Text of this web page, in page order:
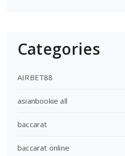
Categories
AIRBET88
asianbookie all
baccarat
baccarat online